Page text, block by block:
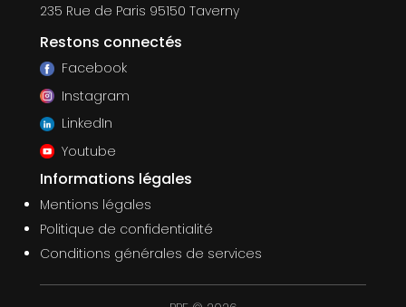
235 Rue de Paris 95150 Taverny
Restons connectés
Facebook
Instagram
LinkedIn
Youtube
Informations légales
Mentions légales
Politique de confidentialité
Conditions générales de services